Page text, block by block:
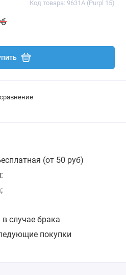
Код товара: 9631A (Purpl 15)
(от 50 руб)
:
случае брака
покупки